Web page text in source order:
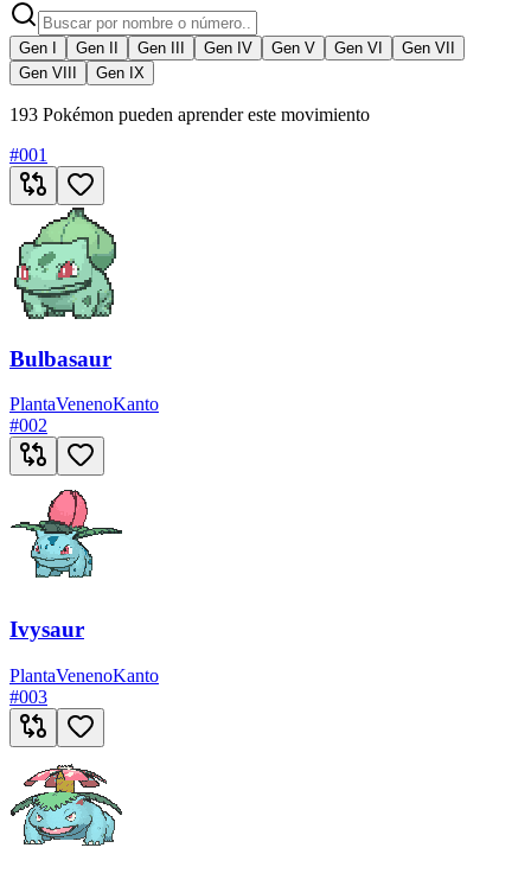
Gen I Gen II Gen III Gen IV Gen V Gen VI
Gen VII
Gen VIII
Gen IX
193 Pokémon pueden aprender este movimiento
#001
Bulbasaur
PlantaVenenoKanto
#002
Ivysaur
PlantaVenenoKanto
#003